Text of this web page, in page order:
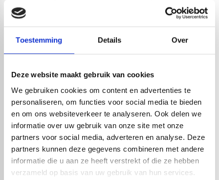
Toestemming Details Over
Deze website maakt gebruik van cookies
We gebruiken cookies om content en advertenties te
personaliseren, om functies voor social media te bieden
en om ons websiteverkeer te analyseren. Ook delen we
informatie over uw gebruik van onze site met onze
partners voor social media, adverteren en analyse. Deze
partners kunnen deze gegevens combineren met andere
informatie die u aan ze heeft verstrekt of die ze hebben
verzameld op basis van uw gebruik van hun services.
HANDIG OM ER BIJ TE KOPEN
VESTIS SPRONGBOCHT ALU VESTIS SPRONGBOCHT ALU